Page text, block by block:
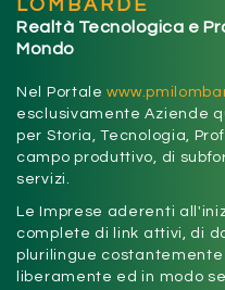
LOMBARDE
Realtà Tecnologica e
Mondo
Nel Portale
esclusivamente Aziende
per Storia, Tecnologia,
campo produttivo, di
servizi.
Le Imprese aderenti
complete di link attivi, di
plurilingue
liberamente ed in modo